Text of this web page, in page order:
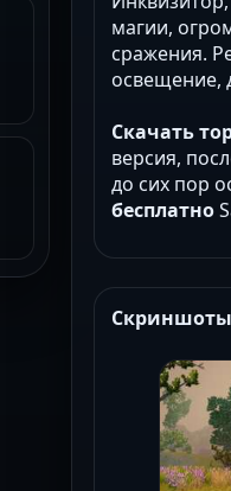
магии,
сражения.
освещение,
Скачать
версия,
до сих пор
бесплатно
Скриншоты